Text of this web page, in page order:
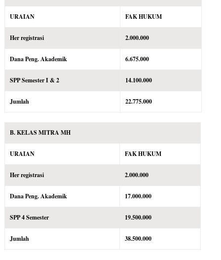
URAIAN FAK HUKUM
Her registrasi 2.000.000
Dana Peng. Akademik 6.675.000
SPP Semester I & 2 14.100.000
Jumlah 22.775.000
B. KELAS MITRA MH
URAIAN FAK HUKUM
Her registrasi 2.000.000
Dana Peng. Akademik 17.000.000
SPP 4 Semester 19.500.000
Jumlah 38.500.000